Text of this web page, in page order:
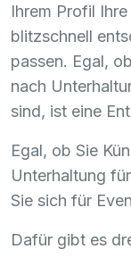
Ihrem Profil
blitzschnell
passen. Egal,
nach
sind, ist eine
Egal, ob Sie
Unterhaltung
Sie sich für
Dafür gibt es